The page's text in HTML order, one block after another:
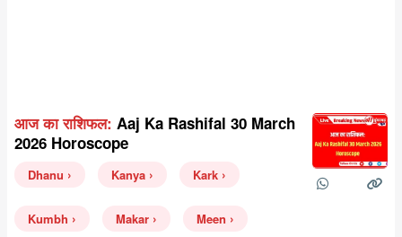
आज का राशिफल: Aaj Ka Rashifal 30 March
2026 Horoscope
Dhanu Kanya Kark
Kumbh Makar Meen